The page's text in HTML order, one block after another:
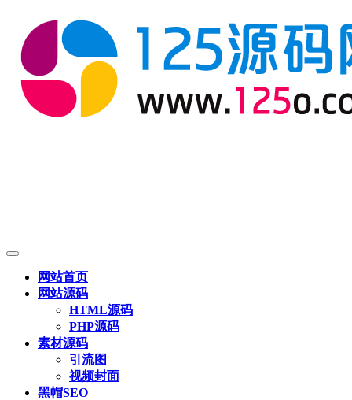
网站首页
网站源码
HTML源码
PHP源码
素材源码
引流图
视频封面
黑帽SEO